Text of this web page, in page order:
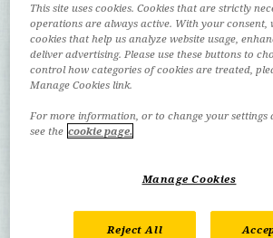
Fange das Mysteriöse
This site uses cookies. Cookies that are strictly
operations are always active. With your consent,
cookies that help us analyze website usage,
deliver advertising. Please use these buttons to
control how categories of cookies are treated,
Manage Cookies link.
For more information, or to change your settings
see the cookie page.
Manage Cookies
Reject All